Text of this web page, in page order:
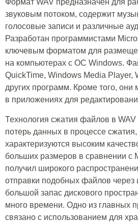
Формат WAV предназначен для
звуковым потоком, содержит
голосовые записи и различные
Разработан программистами
ключевым форматом для
на компьютерах с ОС Windows.
QuickTime, Windows Media Player,
других программ. Кроме того, они
в приложениях для
Технология сжатия файлов в
потерь данных в процессе
характеризуются высоким
больших размеров в сравнении с
получил широкого
отправки подобных файлов через
большой запас дискового
много времени. Одно из главных
связано с использованием для